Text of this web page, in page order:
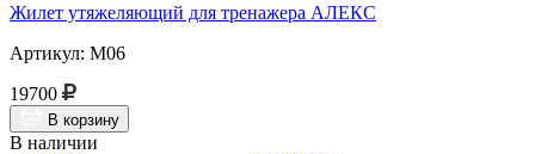
Жилет утяжеляющий для тренажера АЛЕКС
Артикул: М06
19700
В корзину
В наличии